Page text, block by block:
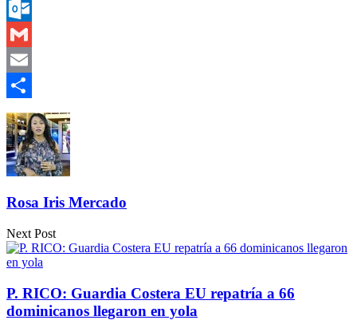
Messenger
Outlook.com
Gmail
Email
Compartir
Rosa Iris Mercado
Next Post
P. RICO: Guardia Costera EU repatría a 66
dominicanos llegaron en yola